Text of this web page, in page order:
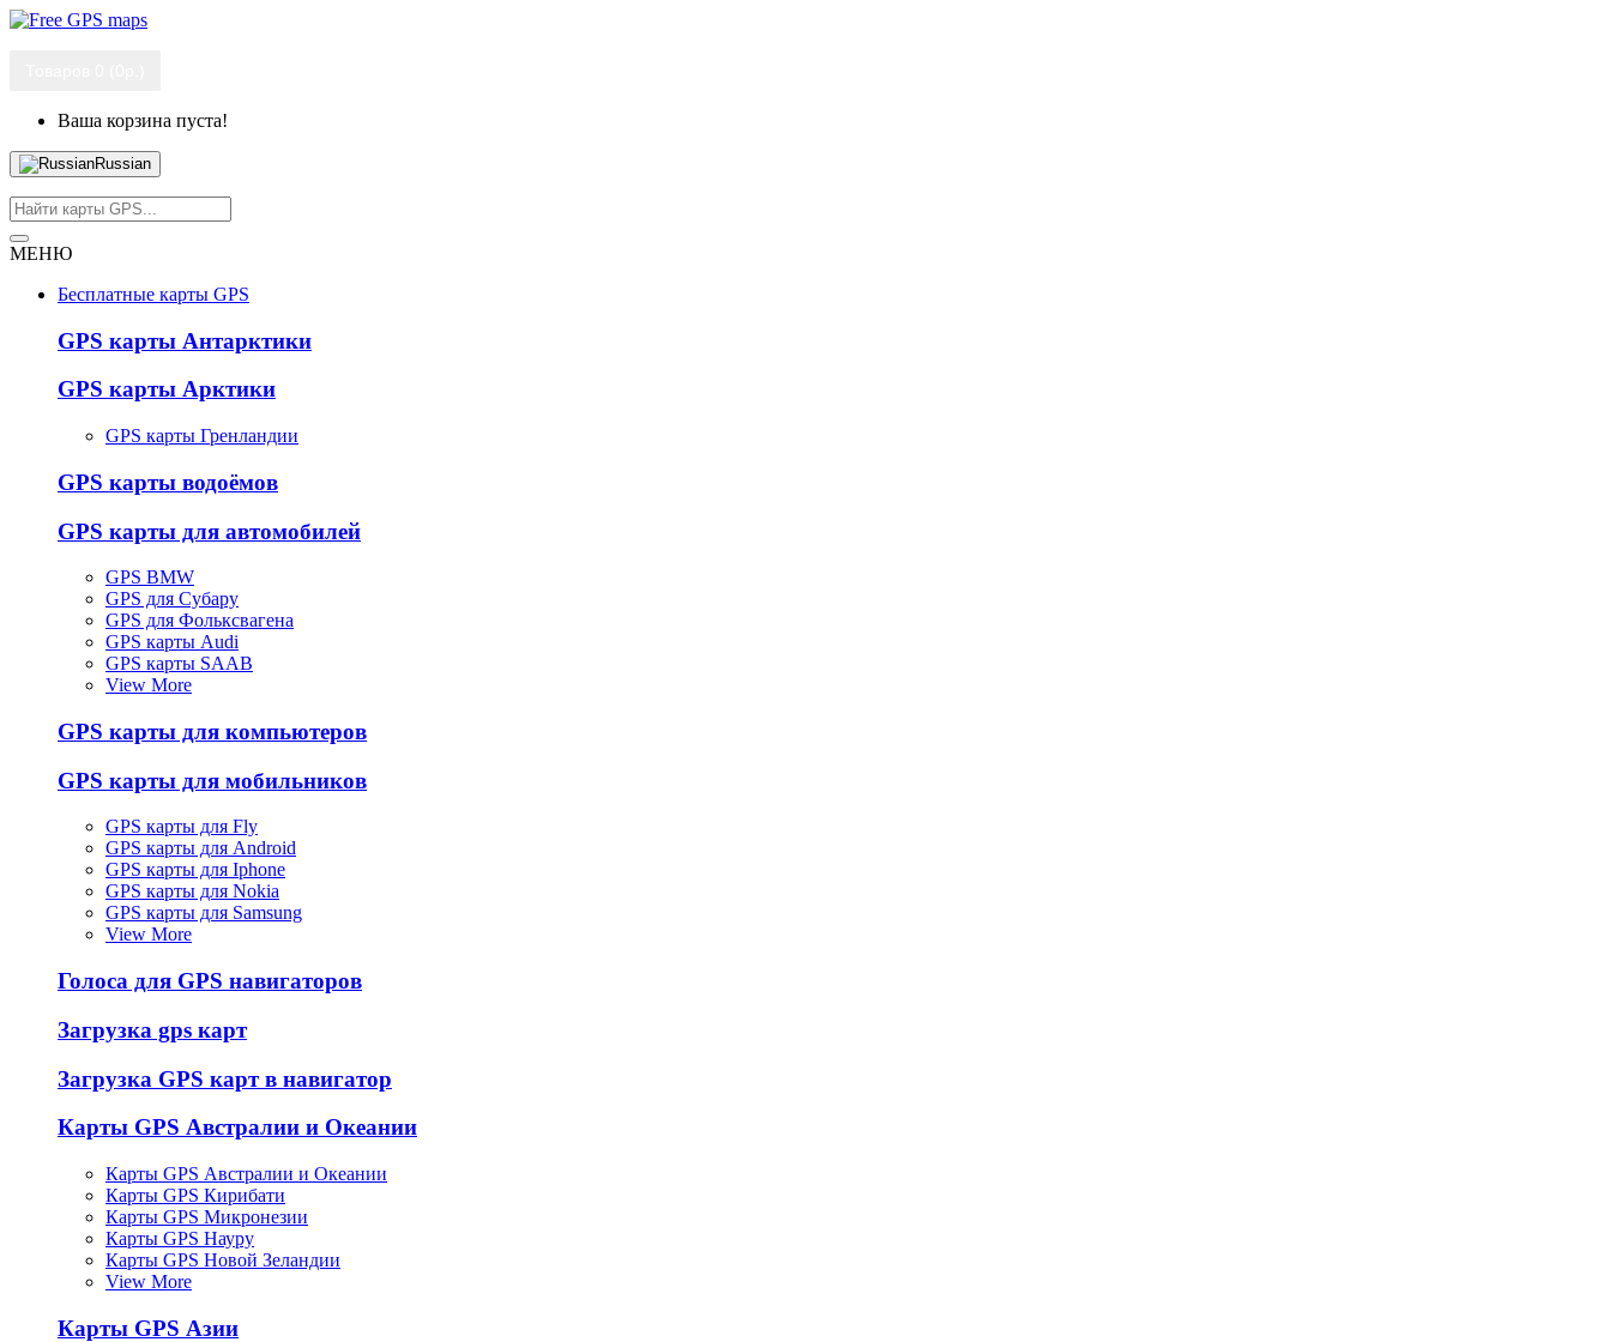
Ваша корзина пуста!
Russian
МЕНЮ
Бесплатные карты GPS
GPS карты Антарктики
GPS карты Арктики
GPS карты Гренландии
GPS карты водоёмов
GPS карты для автомобилей
GPS BMW
GPS для Субару
GPS для Фольксвагена
GPS карты Audi
GPS карты SAAB
View More
GPS карты для компьютеров
GPS карты для мобильников
GPS карты для Fly
GPS карты для Android
GPS карты для Iphone
GPS карты для Nokia
GPS карты для Samsung
View More
Голоса для GPS навигаторов
Загрузка gps карт
Загрузка GPS карт в навигатор
Карты GPS Австралии и Океании
Карты GPS Австралии и Океании
Карты GPS Кирибати
Карты GPS Микронезии
Карты GPS Науру
Карты GPS Новой Зеландии
View More
Карты GPS Азии